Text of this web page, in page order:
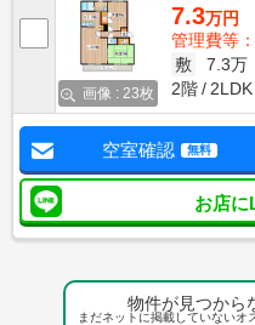
画像 : 23枚
7.3万円
管理費等
敷
7.3万
2階
2LDK
空室確認 無料
お店に
物件が見つから
まだネットに掲載していないオ